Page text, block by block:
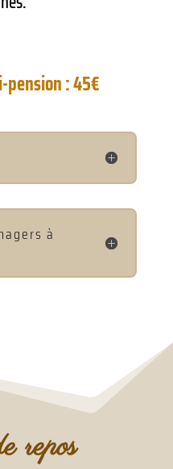
pension : 45€
à
repos